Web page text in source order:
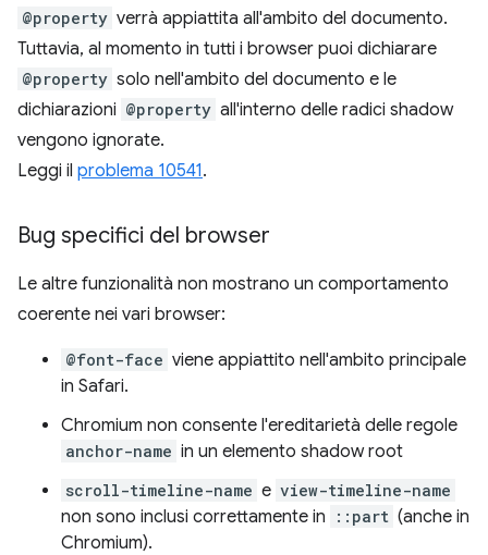
@property verrà appiattita all'ambito del documento.
Tuttavia, al momento in tutti i browser puoi dichiarare
@property solo nell'ambito del documento e le
dichiarazioni @property all'interno delle radici shadow
vengono ignorate.
Leggi il problema 10541.
Bug specifici del browser
Le altre funzionalità non mostrano un comportamento
coerente nei vari browser:
@font-face viene appiattito nell'ambito principale
in Safari.
Chromium non consente l'ereditarietà delle regole
anchor-name in un elemento shadow root
scroll-timeline-name e view-timeline-name
non sono inclusi correttamente in ::part (anche in
Chromium).